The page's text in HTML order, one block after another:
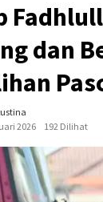
dan
2026
192 Dilihat